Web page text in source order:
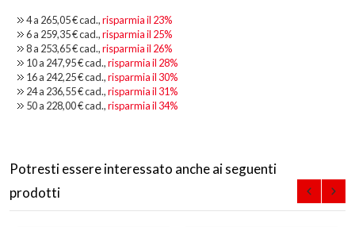
4 a 265,05 €cad.,risparmia il 23%
6 a 259,35 €cad.,risparmia il 25%
8 a 253,65 €cad.,risparmia il 26%
10 a 247,95 €cad.,risparmia il 28%
16 a 242,25 €cad.,risparmia il 30%
24 a 236,55 €cad.,risparmia il 31%
50 a 228,00 €cad.,risparmia il 34%
Potresti essere interessato anche ai seguenti
prodotti